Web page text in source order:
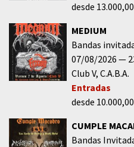
desde 13.000,00
MEDIUM
Bandas
07/08/2026
Club V C.A.B.A.
Entradas
desde 10.000,00
CUMPLE
Bandas